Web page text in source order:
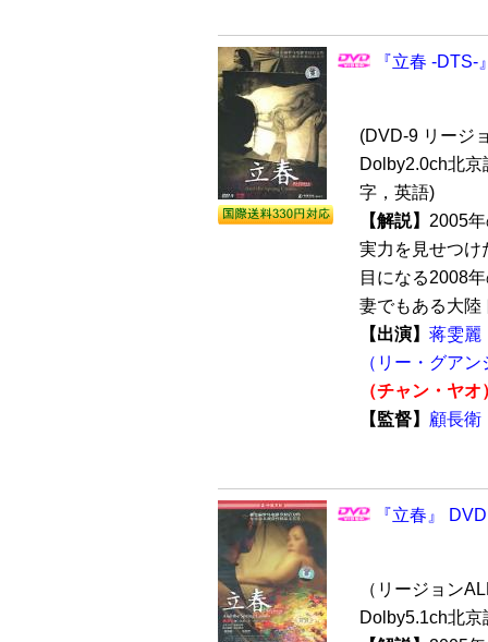
『立春 -
(DVD-9 リージ
Dolby2.0ch北
字，英語)
【解説】 2005
実力を見せつけ
目になる2008
妻でもある大陸
【出演】 蒋雯麗
（リー・グア
（チャン・ヤオ
【監督】 顧長衛
『立春』
（リージョン
Dolby5.1ch北